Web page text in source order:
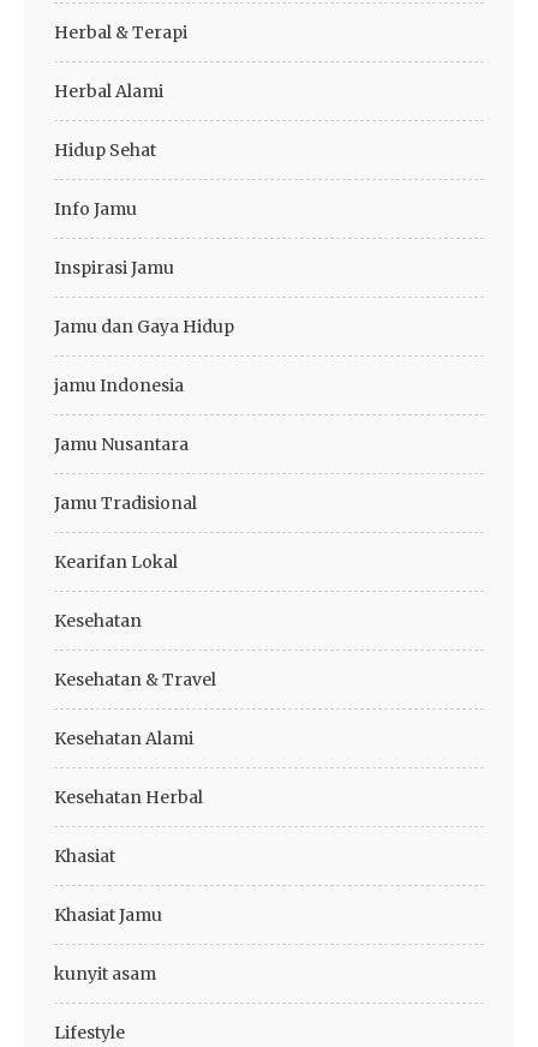
Herbal & Terapi
Herbal Alami
Hidup Sehat
Info Jamu
Inspirasi Jamu
Jamu dan Gaya Hidup
jamu Indonesia
Jamu Nusantara
Jamu Tradisional
Kearifan Lokal
Kesehatan
Kesehatan & Travel
Kesehatan Alami
Kesehatan Herbal
Khasiat
Khasiat Jamu
kunyit asam
Lifestyle